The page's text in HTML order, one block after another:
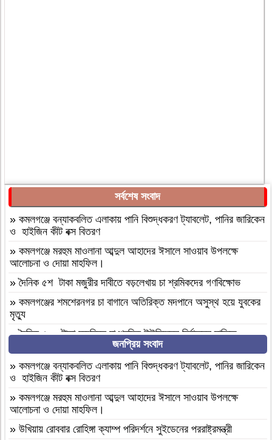
সর্বশেষ সংবাদ
» কমলগঞ্জে বন্যাকবলিত এলাকায় পানি বিশুদ্ধকরণ ট্যাবলেট, পানির জারিকেন
ও হাইজিন কীট বক্স বিতরণ
» কমলগঞ্জে মরহুম মাওলানা আব্দুল আহাদের ঈসালে সাওয়াব উপলক্ষে
আলোচনা ও দোয়া মাহফিল।
»দৈনিক ৫শ টাকা মজুরীর দাবীতে বড়লেখায় চা শ্রমিকদের গণবিক্ষোভ
» কমলগঞ্জের শমশেরনগর চা বাগানে অতিরিক্ত মদপানে অসুস্থ হয়ে যুবকের
মৃত্যু
»দৈনিক ৫০০ টাকা মজুরিসহ চা শ্রমিক ইউনিয়নের নির্বাচনের দাবিতে
কমলগঞ্জে চা-শ্রমিকদের মানববন্ধন
» এআই দিয়ে এমপি নাসের রহমানের অশ্লীল ভিডিও ছড়ানোর অভিযোগে
সাভার থেকে আসামি গ্রেপ্তার
» বগুড়া আদমদীঘি ১শ পিস ট্যাপেন্টাডলসহ একজন গ্রেফতার
»বগুড়া আদমদীঘি’র ছাতিয়ানগ্রামে সাংসদ মহিত তালুকদার-কে সংবর্ধনা
প্রদান
জনপ্রিয় সংবাদ
» কমলগঞ্জে বন্যাকবলিত এলাকায় পানি বিশুদ্ধকরণ ট্যাবলেট, পানির জারিকেন
ও হাইজিন কীট বক্স বিতরণ
» কমলগঞ্জে মরহুম মাওলানা আব্দুল আহাদের ঈসালে সাওয়াব উপলক্ষে
আলোচনা ও দোয়া মাহফিল।
» উখিয়ায় রোববার রোহিঙ্গা ক্যাম্প পরিদর্শনে সুইডেনের পররাষ্ট্রমন্ত্রী